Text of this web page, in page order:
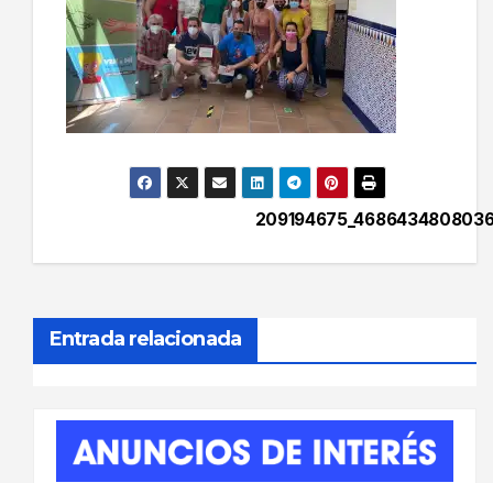
Navegación
de
entradas
Entrada relacionada